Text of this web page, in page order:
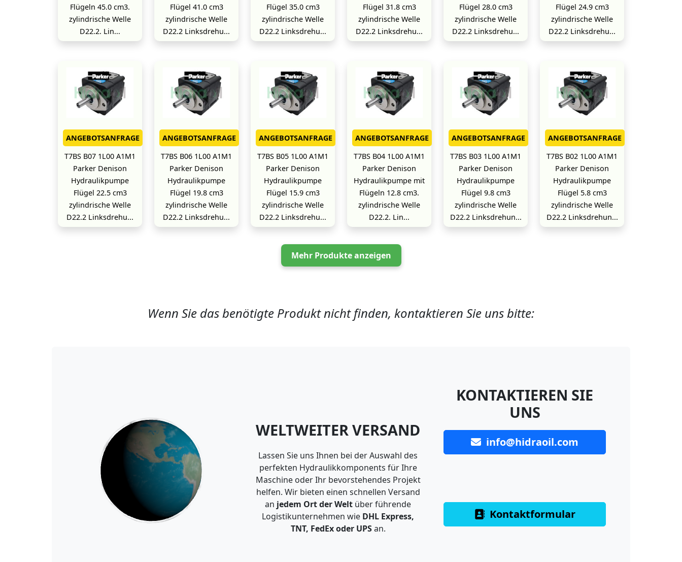
Flügeln 45.0 cm3.
zylindrische Welle
D22.2. Lin...
Flügel 41.0 cm3
zylindrische Welle
D22.2 Linksdrehu...
Flügel 35.0 cm3
zylindrische Welle
D22.2 Linksdrehu...
Flügel 31.8 cm3
zylindrische Welle
D22.2 Linksdrehu...
Flügel 28.0 cm3
zylindrische Welle
D22.2 Linksdrehu...
Flügel 24.9 cm3
zylindrische Welle
D22.2 Linksdrehu...
ANGEBOTSANFRAGE
T7BS B07 1L00 A1M1
Parker Denison
Hydraulikpumpe
Flügel 22.5 cm3
zylindrische Welle
D22.2 Linksdrehu...
ANGEBOTSANFRAGE
T7BS B06 1L00 A1M1
Parker Denison
Hydraulikpumpe
Flügel 19.8 cm3
zylindrische Welle
D22.2 Linksdrehu...
ANGEBOTSANFRAGE
T7BS B05 1L00 A1M1
Parker Denison
Hydraulikpumpe
Flügel 15.9 cm3
zylindrische Welle
D22.2 Linksdrehu...
ANGEBOTSANFRAGE
T7BS B04 1L00 A1M1
Parker Denison
Hydraulikpumpe mit
Flügeln 12.8 cm3.
zylindrische Welle
D22.2. Lin...
ANGEBOTSANFRAGE
T7BS B03 1L00 A1M1
Parker Denison
Hydraulikpumpe
Flügel 9.8 cm3
zylindrische Welle
D22.2 Linksdrehun...
ANGEBOTSANFRAGE
T7BS B02 1L00 A1M1
Parker Denison
Hydraulikpumpe
Flügel 5.8 cm3
zylindrische Welle
D22.2 Linksdrehun...
Mehr Produkte anzeigen
Wenn Sie das benötigte Produkt nicht finden, kontaktieren Sie uns bitte:
WELTWEITER VERSAND
Lassen Sie uns Ihnen bei der Auswahl des
perfekten Hydraulikkomponents für Ihre
Maschine oder Ihr bevorstehendes Projekt
helfen. Wir bieten einen schnellen Versand
an jedem Ort der Welt über führende
Logistikunternehmen wie DHL Express,
TNT, FedEx oder UPSan.
KONTAKTIEREN SIE
UNS
info@hidraoil.com
Kontaktformular